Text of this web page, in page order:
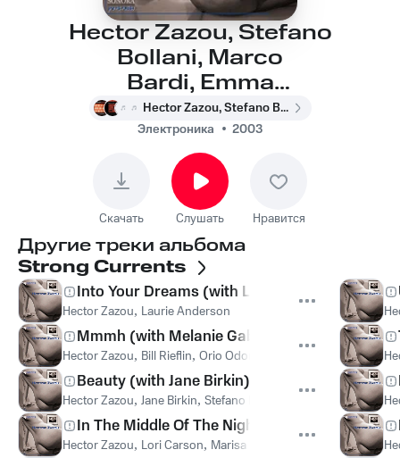
Hector Zazou, Stefano
Bollani, Marco
Bardi, Emma
Stow, Carlo Bardi - Let
It Blow (with Emma
Stow)
Hector Zazou, Stefano Bollani, Marco Bardi, Emma Stow, Carlo Bardi
Электроника
2003
Скачать Слушать Нравится
Другие треки альбома
Strong Currents
Into Your Dreams (with Laurie Anderson)
Hector Zazou, Laurie Anderson
Mmmh (with Melanie Gabriel)
Hector Zazou, Bill Rieflin, Orio Odori Carlo Bardi
Beauty (with Jane Birkin)
Hector Zazou, Jane Birkin, Stefano Bollani Marco Bardi,David
In The Middle Of The Night (with Lori Carson)
Hector Zazou, Lori Carson, Marisa Rossi , Jacques